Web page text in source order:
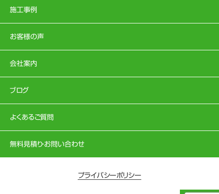
施工事例
お客様の声
会社案内
ブログ
よくあるご質問
無料見積り・お問い合わせ
プライバシーポリシー